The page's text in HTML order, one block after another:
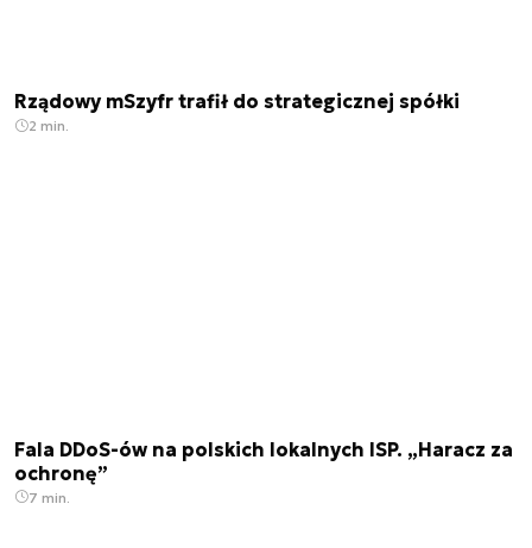
Rządowy mSzyfr trafił do strategicznej spółki
2 min.
Fala DDoS-ów na polskich lokalnych ISP. „Haracz za
ochronę”
7 min.